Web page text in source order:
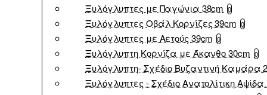
Ξυλόγλυπτες με Παγώνια 38cm 0
Ξυλόγλυπτες Οβάλ Κορνίζες 39cm 0
Ξυλόγλυπτες με Αετούς 39cm 0
Ξυλόγλυπτη Κορνίζα με Άκανθο 30cm 0
Ξυλόγλυπτη- Σχέδιο Βυζαντινή Καμάρα
Ξυλόγλυπτες - Σχέδιο Ανατολίτικη Αψίδα